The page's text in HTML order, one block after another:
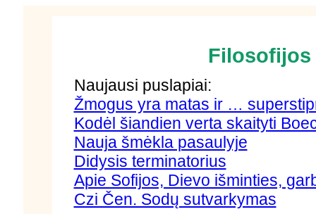
Filosofijos
Naujausi puslapiai:
Žmogus yra matas ir …
Kodėl šiandien verta skaityti
Nauja šmėkla pasaulyje
Didysis terminatorius
Apie Sofijos, Dievo išminties,
Czi Čen. Sodų sutvarkymas